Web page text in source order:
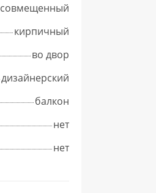
совмещенный
кирпичный
во двор
дизайнерский
балкон
нет
нет